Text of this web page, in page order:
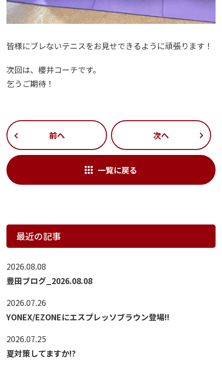
皆様にブレないテニスをお見せできるように頑張ります！
次回は、櫻井コーチです。
乞うご期待！
前へ
一覧に戻る
次へ
最近の記事
2026.08.08
豊田ブログ_2026.08.08
2026.07.26
YONEX/EZONEにエスプレッソブラウン登場!!
2026.07.25
夏対策してますか!?